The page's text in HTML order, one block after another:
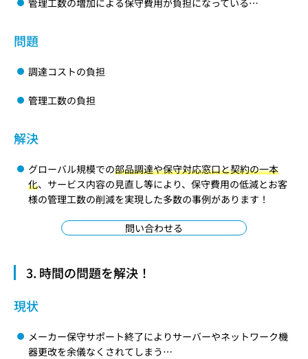
問題
調達コストの負担
管理工数の負担
解決
グローバル規模での部品調達や保守対応窓口と契約の一本
化、サービス内容の見直し等により、保守費用の低減とお客
様の管理工数の削減を実現した多数の事例があります！
問い合わせる
3. 時間の問題を解決！
現状
メーカー保守サポート終了によりサーバーやネットワーク機
器更改を余儀なくされてしまう…